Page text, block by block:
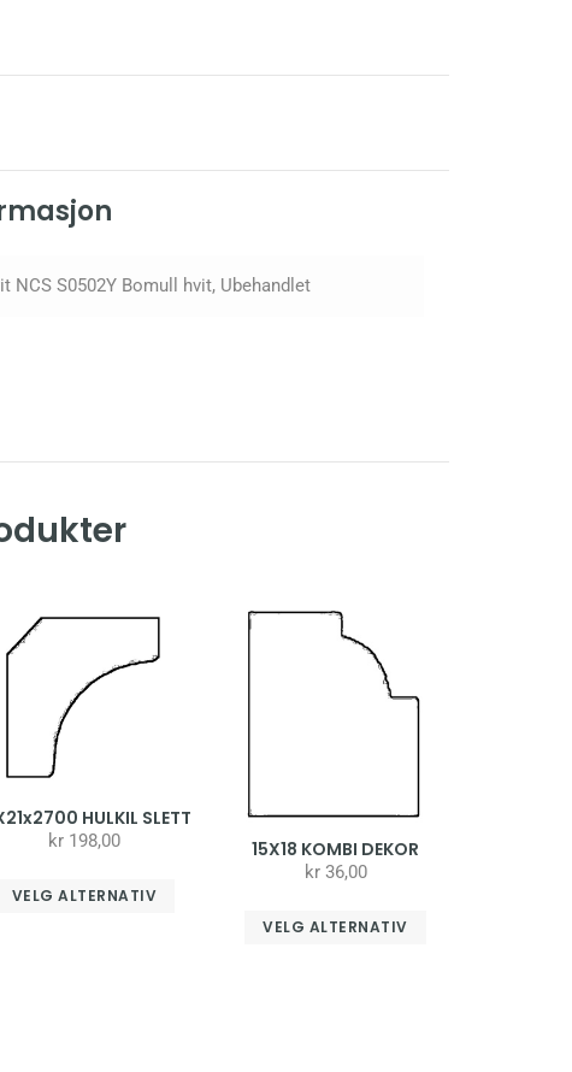
NCS S0502Y Bomull hvit, Ubehandlet
HULKIL SLETT
kr198,00
VELG ALTERNATIV
15X18 KOMBI DEKOR
kr36,00
VELG ALTERNATIV